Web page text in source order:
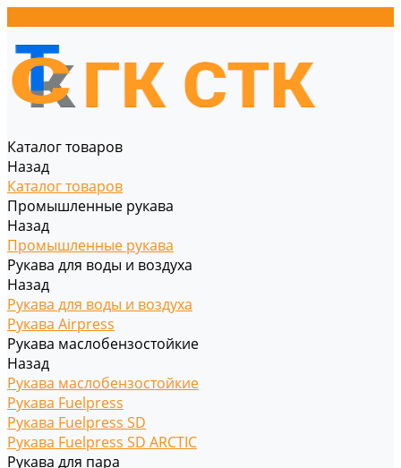
Каталог товаров
Назад
Каталог товаров
Промышленные рукава
Назад
Промышленные рукава
Рукава для воды и воздуха
Назад
Рукава для воды и воздуха
Рукава Airpress
Рукава маслобензостойкие
Назад
Рукава маслобензостойкие
Рукава Fuelpress
Рукава Fuelpress SD
Рукава Fuelpress SD ARCTIC
Рукава для пара